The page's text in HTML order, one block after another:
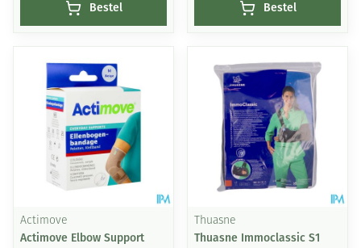
Bestel Bestel
Actimove
Actimove Elbow Support
Thuasne
Thuasne Immoclassic S1